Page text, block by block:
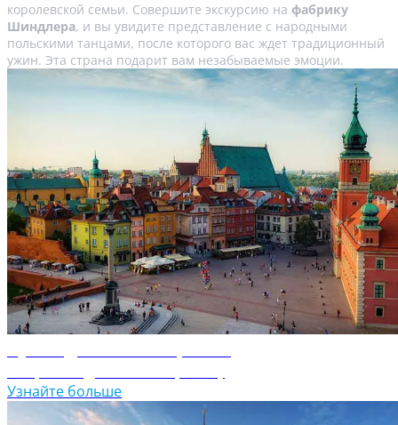
королевской семьи. Совершите экскурсию на фабрику
Шиндлера, и вы увидите представление с народными
польскими танцами, после которого вас ждет традиционный
ужин. Эта страна подарит вам незабываемые эмоции.
Узнайте больше